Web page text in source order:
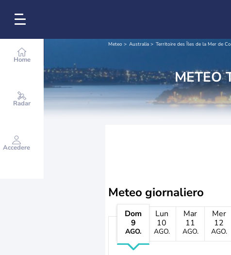
Home
Radar
Accedere
Meteo Australia Territoire des Îles de la Mer de
METEO
Meteo giornaliero
Dom
9
AGO.
Lun
10
AGO.
Mar
11
AGO.
Mer
12
AGO.